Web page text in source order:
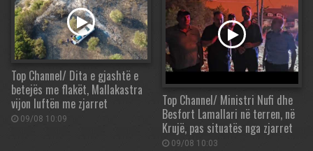
Top Channel/ Dita e gjashtë e
betejës me flakët, Mallakastra
vijon luftën me zjarret
09/08 10:09
Top Channel/ Ministri Nufi dhe
Besfort Lamallari në terren, në
Krujë, pas situatës nga zjarret
09/08 10:03